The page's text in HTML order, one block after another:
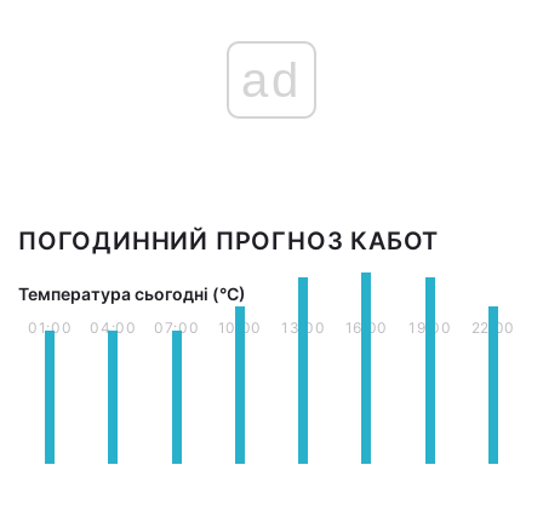
ad
ПОГОДИННИЙ ПРОГНОЗ КАБОТ
Температура сьогодні (°С)
01:00 04:00 07:00 10:00 13:00 16:00 19:00 22:00